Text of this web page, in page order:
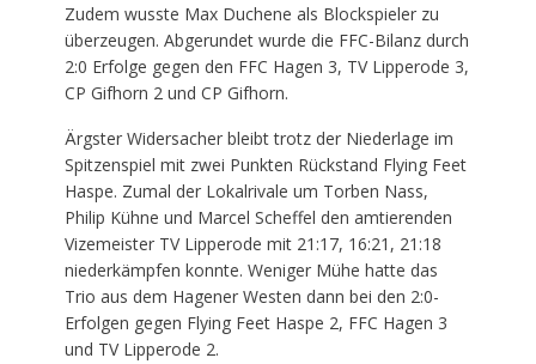
Zudem wusste Max Duchene als Blockspieler zu
überzeugen. Abgerundet wurde die FFC-Bilanz durch
2:0 Erfolge gegen den FFC Hagen 3, TV Lipperode 3,
CP Gifhorn 2 und CP Gifhorn.
Ärgster Widersacher bleibt trotz der Niederlage im
Spitzenspiel mit zwei Punkten Rückstand Flying Feet
Haspe. Zumal der Lokalrivale um Torben Nass,
Philip Kühne und Marcel Scheffel den amtierenden
Vizemeister TV Lipperode mit 21:17, 16:21, 21:18
niederkämpfen konnte. Weniger Mühe hatte das
Trio aus dem Hagener Westen dann bei den 2:0-
Erfolgen gegen Flying Feet Haspe 2, FFC Hagen 3
und TV Lipperode 2.